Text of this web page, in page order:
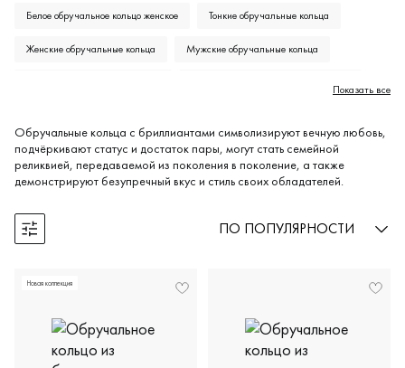
Белое обручальное кольцо женское Тонкие обручальные кольца
Женские обручальные кольца Мужские обручальные кольца
Обручальные кольца с алмазной гранью
Обручальные кольца без вставок Парные обручальные кольца
Обручальные кольца из белого золота
Обручальные кольца с дорожкой из бриллиантов
Показать все
Открыть фильтры
Обручальные кольца с бриллиантами символизируют вечную любовь,
подчёркивают статус и достаток пары, могут стать семейной
реликвией, передаваемой из поколения в поколение, а также
демонстрируют безупречный вкус и стиль своих обладателей.
ПО ПОПУЛЯРНОСТИ
Новая коллекция